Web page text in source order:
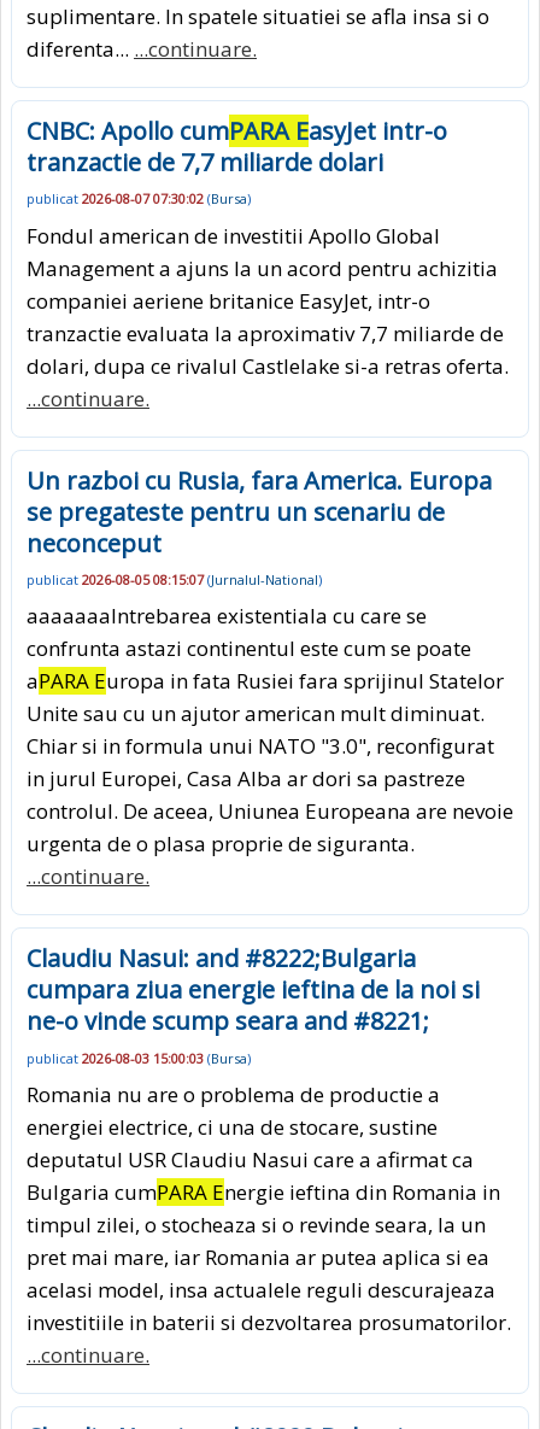
suplimentare. In spatele situatiei se afla insa si o
diferenta... ...continuare.
CNBC: Apollo cumPARA EasyJet intr-o
tranzactie de 7,7 miliarde dolari
publicat 2026-08-07 07:30:02 (Bursa)
Fondul american de investitii Apollo Global
Management a ajuns la un acord pentru achizitia
companiei aeriene britanice EasyJet, intr-o
tranzactie evaluata la aproximativ 7,7 miliarde de
dolari, dupa ce rivalul Castlelake si-a retras oferta.
...continuare.
Un razboi cu Rusia, fara America. Europa
se pregateste pentru un scenariu de
neconceput
publicat 2026-08-05 08:15:07(Jurnalul-National)
aaaaaaaIntrebarea existentiala cu care se
confrunta astazi continentul este cum se poate
aPARA Europa in fata Rusiei fara sprijinul Statelor
Unite sau cu un ajutor american mult diminuat.
Chiar si in formula unui NATO "3.0", reconfigurat
in jurul Europei, Casa Alba ar dori sa pastreze
controlul. De aceea, Uniunea Europeana are nevoie
urgenta de o plasa proprie de siguranta.
...continuare.
Claudiu Nasui: and #8222;Bulgaria
cumpara ziua energie ieftina de la noi si
ne-o vinde scump seara and #8221;
publicat 2026-08-03 15:00:03 (Bursa)
Romania nu are o problema de productie a
energiei electrice, ci una de stocare, sustine
deputatul USR Claudiu Nasui care a afirmat ca
Bulgaria cumPARA Energie ieftina din Romania in
timpul zilei, o stocheaza si o revinde seara, la un
pret mai mare, iar Romania ar putea aplica si ea
acelasi model, insa actualele reguli descurajeaza
investitiile in baterii si dezvoltarea prosumatorilor.
...continuare.